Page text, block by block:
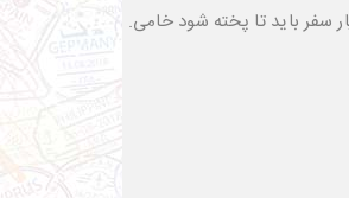
سفر باید تا پخته شود خامی.